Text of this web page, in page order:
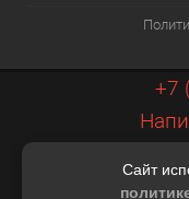
Сайт
+7